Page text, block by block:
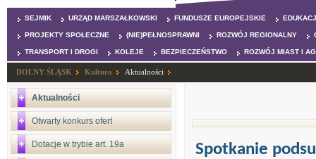
SEJMIK URZĄD MARSZAŁKOWSKI FUNDUSZE EUROPEJSKIE
PROJEKTY SPOŁECZNE (NIE)PEŁNOSPRAWNI ROZWÓJ REGIONALNY
TRANSPORT I DROGI KOLEJE BEZPIECZEŃSTWO ROZWÓJ MIAST I
DOLNY ŚLĄSK Kultura Aktualności
Aktualności
Otwarty konkurs ofert
Dotacje w trybie art. 19a Spotkanie